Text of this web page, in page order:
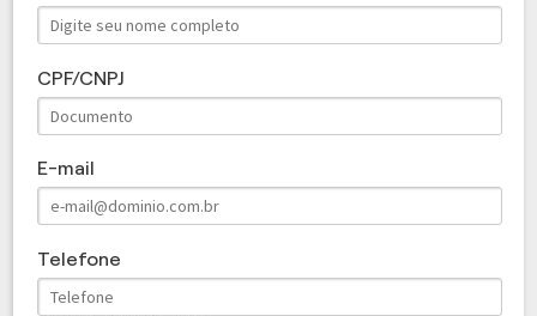
CPF/CNPJ
E-mail
Telefone